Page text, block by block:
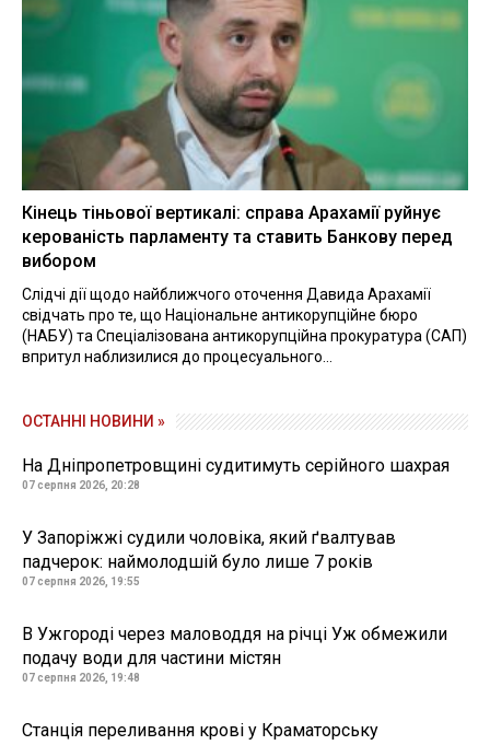
Кінець тіньової вертикалі: справа Арахамії руйнує
керованість парламенту та ставить Банкову перед
вибором
Слідчі дії щодо найближчого оточення Давида Арахамії
свідчать про те, що Національне антикорупційне бюро
(НАБУ) та Спеціалізована антикорупційна прокуратура (САП)
впритул наблизилися до процесуального...
ОСТАННІ НОВИНИ »
На Дніпропетровщині судитимуть серійного шахрая
07 серпня 2026, 20:28
У Запоріжжі судили чоловіка, який ґвалтував
падчерок: наймолодшій було лише 7 років
07 серпня 2026, 19:55
В Ужгороді через маловоддя на річці Уж обмежили
подачу води для частини містян
07 серпня 2026, 19:48
Станція переливання крові у Краматорську